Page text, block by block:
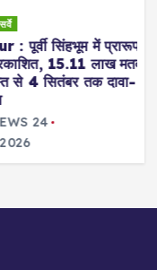
सिंहभूम में प्रारूप
15.11 लाख मतदाता
तक दावा-